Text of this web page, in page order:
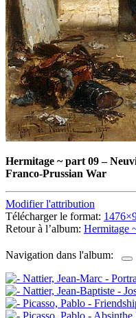
Hermitage ~ part 09–
Franco-Prussian War
Modifier l'attribution
Télécharger le format:
Retour à l’album: Hermitage
Navigation dans l'album: